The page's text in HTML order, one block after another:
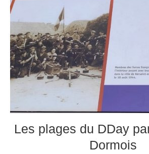
Les plages du DDay
Dormois